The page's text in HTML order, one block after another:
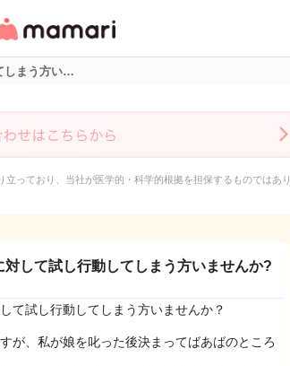
・情報サイト
しまう方い…
っており、当社が医学的・科学的根拠を担保するものではあり
して試し行動してしまう方いませんか?
て試し行動してしまう方いませんか？
が、私が娘を叱った後決まってばあばのところ